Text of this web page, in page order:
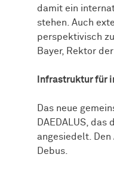
damit ein
stehen. Auch
perspektivisch
Bayer, Rektor
Infrastruktur für
Das neue
DAEDALUS,
angesiedelt. Den
Debus.